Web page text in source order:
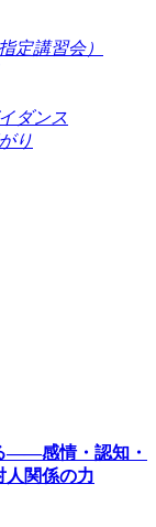
定講習会）
ダンス
り
――感情・認知・
人関係の力